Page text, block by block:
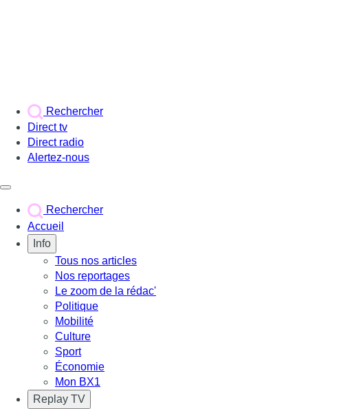
Rechercher
Direct tv
Direct radio
Alertez-nous
Rechercher
Accueil
Info
Tous nos articles
Nos reportages
Le zoom de la rédac'
Politique
Mobilité
Culture
Sport
Économie
Mon BX1
Replay TV